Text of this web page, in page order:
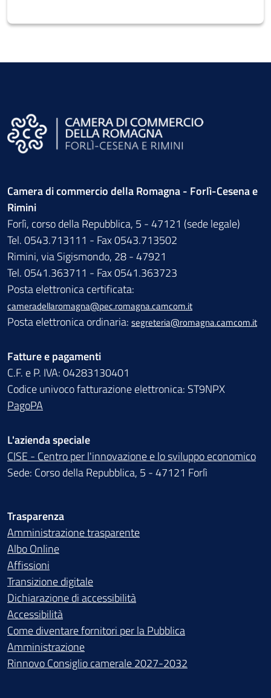
Camera di commercio della Romagna - Forlì-Cesena e
Rimini
Forlì, corso della Repubblica, 5 - 47121 (sede legale)
Tel. 0543.713111 - Fax 0543.713502
Rimini, via Sigismondo, 28 - 47921
Tel. 0541.363711 - Fax 0541.363723
Posta elettronica certificata:
cameradellaromagna@pec.romagna.camcom.it
Posta elettronica ordinaria: segreteria@romagna.camcom.it
Fatture e pagamenti
C.F. e P. IVA: 04283130401
Codice univoco fatturazione elettronica: ST9NPX
PagoPA
L'azienda speciale
CISE - Centro per l'innovazione e lo sviluppo economico
Sede: Corso della Repubblica, 5 - 47121 Forlì
Trasparenza
Amministrazione trasparente
Albo Online
Affissioni
Transizione digitale
Dichiarazione di accessibilità
Accessibilità
Come diventare fornitori per la Pubblica
Amministrazione
Rinnovo Consiglio camerale 2027-2032